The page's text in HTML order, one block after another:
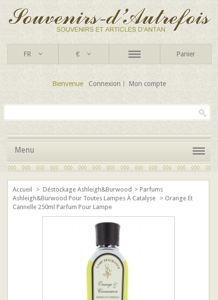
FR € Panier
Bienvenue Connexion Mon compte
Menu
Accueil > Déstockage Ashleigh&Burwood > Parfums
Ashleigh&Burwood Pour Toutes Lampes À Catalyse > Orange Et
Cannelle 250ml Parfum Pour Lampe